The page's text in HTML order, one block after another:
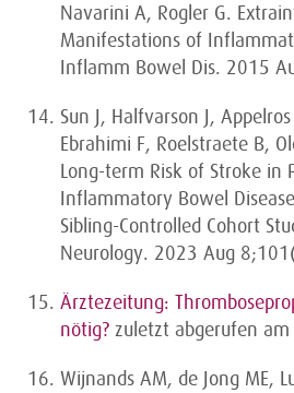
Navarini A, Rogler G.
Manifestations of
Inflamm Bowel Dis. 2015
Sun J, Halfvarson J,
Ebrahimi F, Roelstraete B,
Long-term Risk of Stroke in
Inflammatory Bowel
Sibling-Controlled Cohort
Neurology. 2023 Aug
Ärztezeitung:
nötig? zuletzt abgerufen
Wijnands AM, de Jong ME,